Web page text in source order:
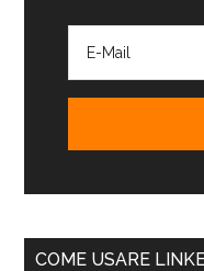
COME USARE